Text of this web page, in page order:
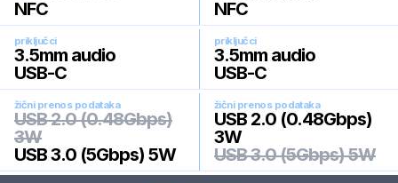
NFC
NFC
priključci
3.5mm audio
USB-C
priključci
3.5mm audio
USB-C
žični prenos podataka
USB 2.0 (0.48Gbps)
3W
USB 3.0 (5Gbps) 5W
žični prenos podataka
USB 2.0 (0.48Gbps)
3W
USB 3.0 (5Gbps) 5W